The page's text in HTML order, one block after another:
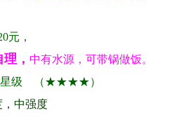
，
， 中有水源，可带锅做饭。
星级 （★★★★）
，中强度